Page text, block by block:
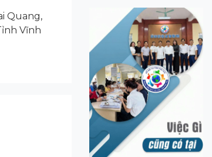
Quang,
Vĩnh